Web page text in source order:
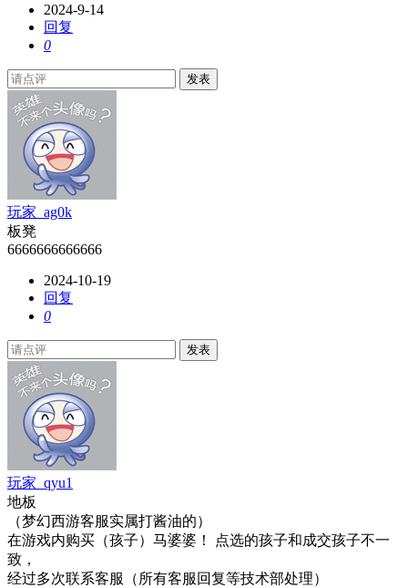
2024-9-14
回复
0
发表
玩家_ag0k
板凳
6666666666666
2024-10-19
回复
0
发表
玩家_qyu1
地板
（梦幻西游客服实属打酱油的）
在游戏内购买（孩子）马婆婆！ 点选的孩子和成交孩子不一
致，
经过多次联系客服（所有客服回复等技术部处理）